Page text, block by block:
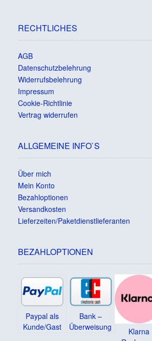
RECHTLICHES
AGB
Datenschutzbelehrung
Widerrufsbelehrung
Impressum
Cookie-Richtlinie
Vertrag widerrufen
ALLGEMEINE INFO`S
Über mich
Mein Konto
Bezahloptionen
Versandkosten
Lieferzeiten/Paketdienstlieferanten
BEZAHLOPTIONEN
Paypal als
Kunde/Gast
Bank –
Überweisung
Klarna